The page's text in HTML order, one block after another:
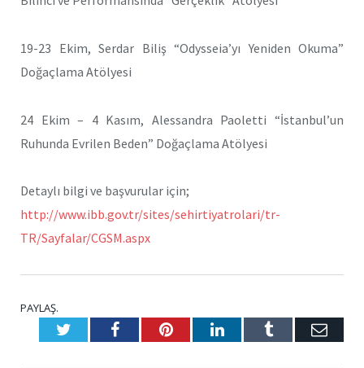
19-23 Ekim, Serdar Biliş “Odysseia’yı Yeniden Okuma”
Doğaçlama Atölyesi
24 Ekim – 4 Kasım, Alessandra Paoletti “İstanbul’un
Ruhunda Evrilen Beden” Doğaçlama Atölyesi
Detaylı bilgi ve başvurular için;
http://www.ibb.gov.tr/sites/sehirtiyatrolari/tr-
TR/Sayfalar/CGSM.aspx
PAYLAŞ.
TwitterFacebookPinterestLinkedInTumblr E-